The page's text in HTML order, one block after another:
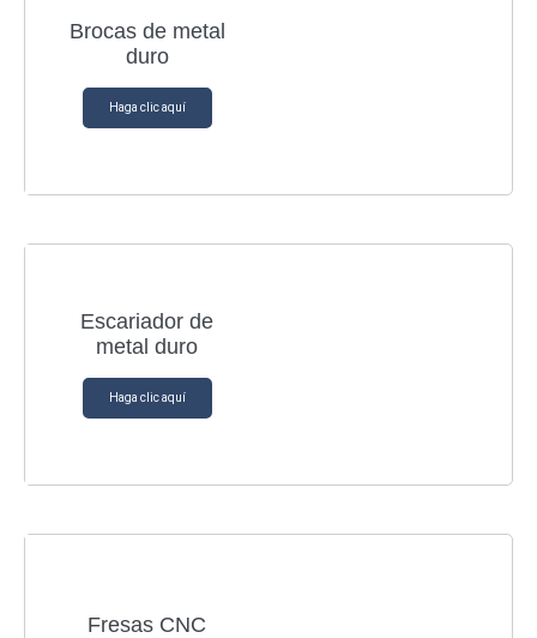
Brocas de metal
duro
Haga clic aquí
Escariador de
metal duro
Haga clic aquí
Fresas CNC